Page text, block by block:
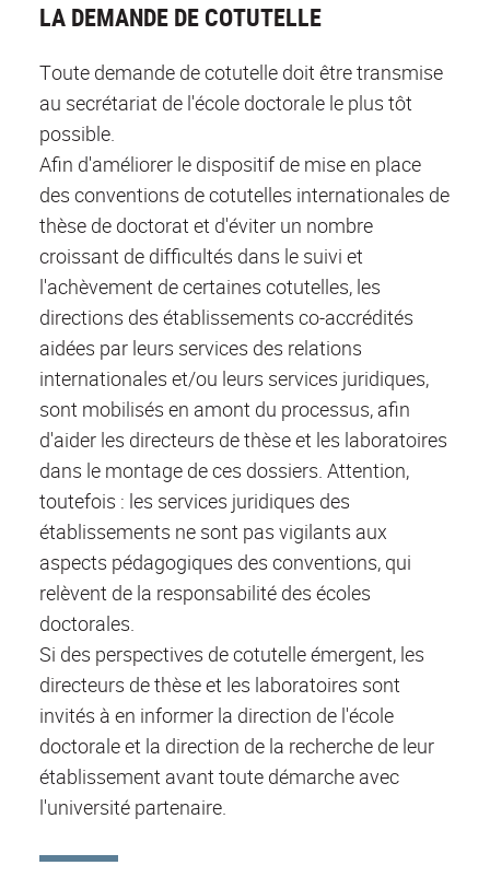
LA DEMANDE DE COTUTELLE
Toute demande de cotutelle doit être transmise
au secrétariat de l'école doctorale le plus tôt
possible.
Afin d'améliorer le dispositif de mise en place
des conventions de cotutelles internationales de
thèse de doctorat et d'éviter un nombre
croissant de difficultés dans le suivi et
l'achèvement de certaines cotutelles, les
directions des établissements co-accrédités
aidées par leurs services des relations
internationales et/ou leurs services juridiques,
sont mobilisés en amont du processus, afin
d'aider les directeurs de thèse et les laboratoires
dans le montage de ces dossiers. Attention,
toutefois : les services juridiques des
établissements ne sont pas vigilants aux
aspects pédagogiques des conventions, qui
relèvent de la responsabilité des écoles
doctorales.
Si des perspectives de cotutelle émergent, les
directeurs de thèse et les laboratoires sont
invités à en informer la direction de l'école
doctorale et la direction de la recherche de leur
établissement avant toute démarche avec
l'université partenaire.